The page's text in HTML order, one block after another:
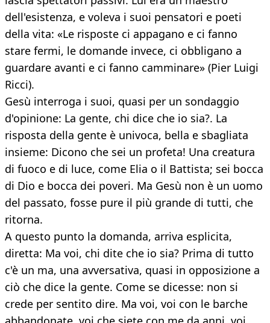
dell'esistenza, e voleva i suoi pensatori e poeti
della vita: «Le risposte ci appagano e ci fanno
stare fermi, le domande invece, ci obbligano a
guardare avanti e ci fanno camminare» (Pier Luigi
Ricci).
Gesù interroga i suoi, quasi per un sondaggio
d'opinione: La gente, chi dice che io sia?. La
risposta della gente è univoca, bella e sbagliata
insieme: Dicono che sei un profeta! Una creatura
di fuoco e di luce, come Elia o il Battista; sei bocca
di Dio e bocca dei poveri. Ma Gesù non è un uomo
del passato, fosse pure il più grande di tutti, che
ritorna.
A questo punto la domanda, arriva esplicita,
diretta: Ma voi, chi dite che io sia? Prima di tutto
c'è un ma, una avversativa, quasi in opposizione a
ciò che dice la gente. Come se dicesse: non si
crede per sentito dire. Ma voi, voi con le barche